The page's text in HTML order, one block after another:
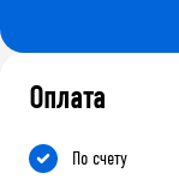
Оплата
По счету